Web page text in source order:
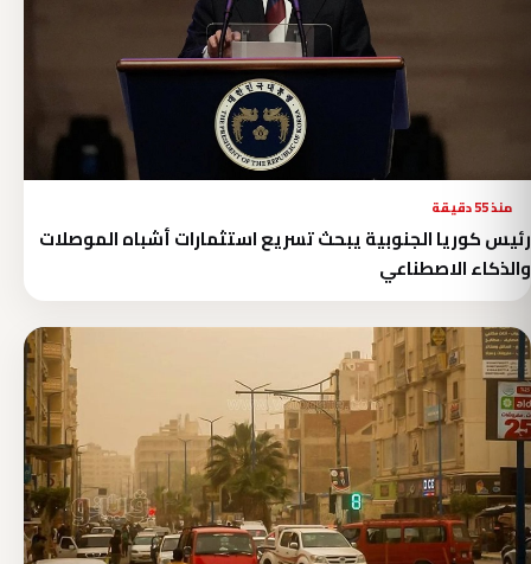
منذ 55 دقيقة
رئيس كوريا الجنوبية يبحث تسريع استثمارات أشباه الموصلات
والذكاء الاصطناعي